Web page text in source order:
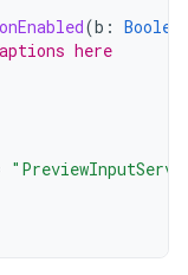
(b :
here